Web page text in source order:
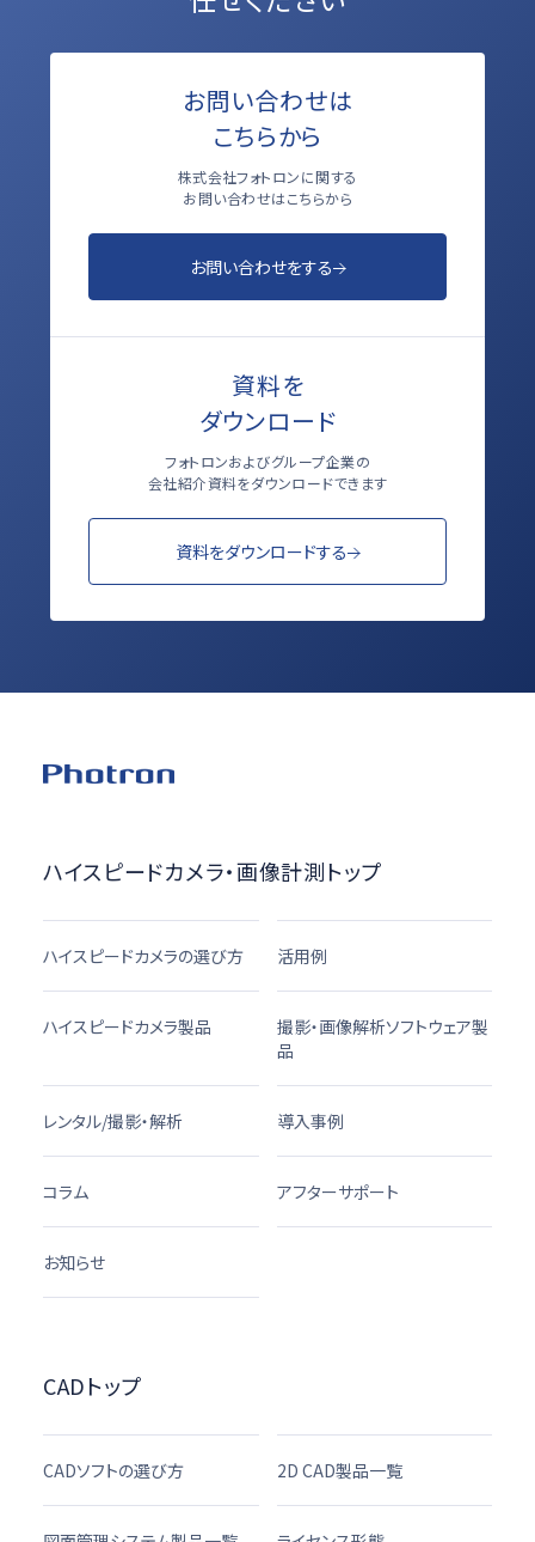
お問い合わせは
こちらから
株式会社フォトロンに関する
お問い合わせはこちらから
お問い合わせをする
資料を
ダウンロード
フォトロンおよびグループ企業の
会社紹介資料をダウンロードできます
資料をダウンロードする
ハイスピードカメラ・画像計測トップ
ハイスピードカメラの選び方 活用例
ハイスピードカメラ製品
撮影・画像解析ソフトウェア製
品
レンタル/撮影・解析 導入事例
コラム アフターサポート
お知らせ
CADトップ
CADソフトの選び方 2D CAD製品一覧